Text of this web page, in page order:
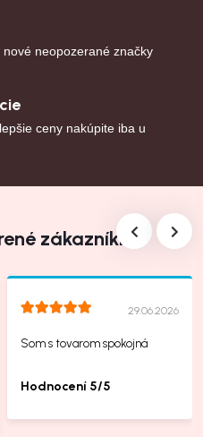
neopozerané značky
ceny nakúpite iba u
zákazníkmi
29.06.2026
Som s tovarom spokojná
Hodnocení 5/5